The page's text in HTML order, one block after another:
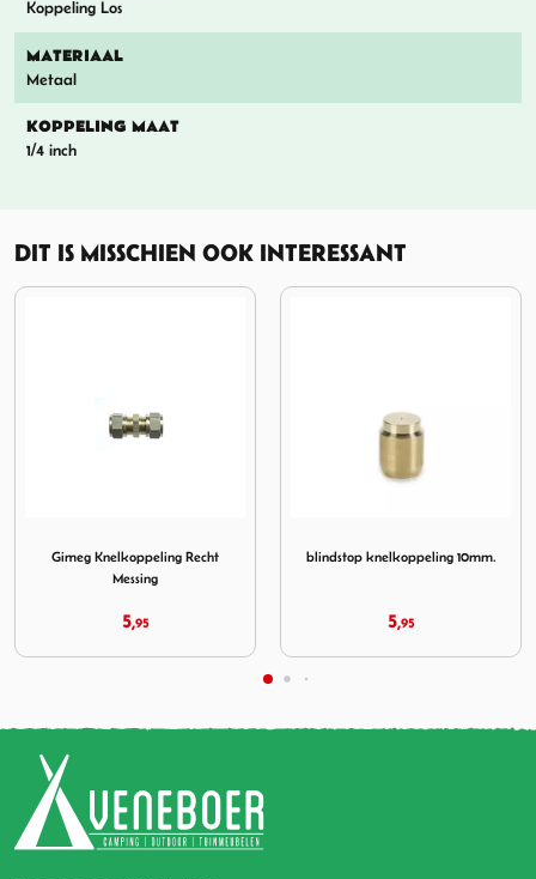
Koppeling Los
MATERIAAL
Metaal
KOPPELING MAAT
1/4 inch
DIT IS MISSCHIEN OOK INTERESSANT
blindstop knelkoppeling 10mm.
Gimeg Truma verdeelkraan